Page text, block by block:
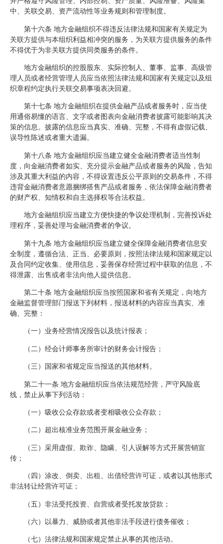
中、关联交易、资产流动性等业务规则和管理制度。
第十六条 地方金融组织不得违反法律法规和国家有关规定为
关联方提供与本组织利益相冲突的服务，为关联方提供服务的条件
不得优于为非关联方提供同类服务的条件。
地方金融组织的控股股东、实际控制人、董事、监事、高级管
理人员或者经营管理人员应当依照法律法规和国家有关规定以及组
织章程约定执行关联交易事项表决回避。
第十七条 地方金融组织在提供金融产品或者服务时，应当使
用通俗易懂的语言、文字或者图表向金融消费者披露可能影响其决
策的信息。披露的信息应当真实、准确、完整，不得有虚假记载、
误导性陈述或者重大遗漏。
第十八条 地方金融组织应当建立健全金融消费者适当性制
度，向金融消费者如实、充分提示金融产品或者服务的风险，告知
涉及其重大利益的内容，不得设置违反公平原则的交易条件，不得
违背金融消费者意愿捆绑搭售产品或者服务，依法保障金融消费者
的财产权、知情权和自主选择权等合法权益。
地方金融组织应当建立方便快捷的争议处理机制，完善投诉处
理程序，妥善处理与金融消费者的争议。
第十九条 地方金融组织应当建立健全保障金融消费者信息安
全制度，遵循合法、正当、必要原则，按照法律法规和国家规定以
及合同约定收集、使用信息，妥善保存经营过程中获取的信息，不
得泄露、出售或者非法向他人提供信息。
第二十条 地方金融组织应当按照国家和省有关规定，向地方
金融监督管理部门报送下列材料，报送材料的内容应当真实、准
确、完整：
（一）业务经营情况报告以及统计报表；
（二）经会计师事务所审计的财务会计报告；
（三）国家和省规定应当报送的其他材料。
第二十一条 地方金融组织应当依法规范经营，严守风险底
线，禁止从事下列活动：
（一）吸收公众存款或者变相吸收公众存款；
（二）超出核准业务范围开展金融业务；
（三）采用虚假、欺诈、隐瞒、引人误解等方式开展营销宣
传；
（四）涂改、倒卖、出租、出借经营许可证，或者以其他形式
非法转让经营许可证；
（五）非法受托投资、自营或者受托发放贷款；
（六）以暴力、威胁或者其他非法手段进行债务催收；
（七）法律法规和国家规定禁止从事的其他活动。